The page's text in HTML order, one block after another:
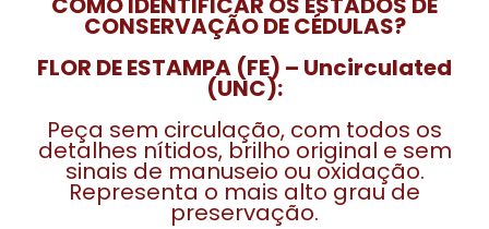
CONSERVAÇÃO DE CÉDULAS?
FLOR DE ESTAMPA (FE) – Uncirculated
(UNC):
Peça sem circulação, com todos os
detalhes nítidos, brilho original e sem
sinais de manuseio ou oxidação.
Representa o mais alto grau de
preservação.